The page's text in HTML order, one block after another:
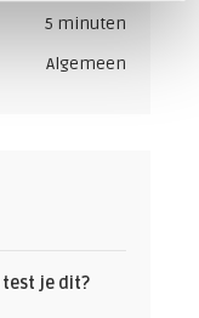
5 minuten
Algemeen
test je dit?